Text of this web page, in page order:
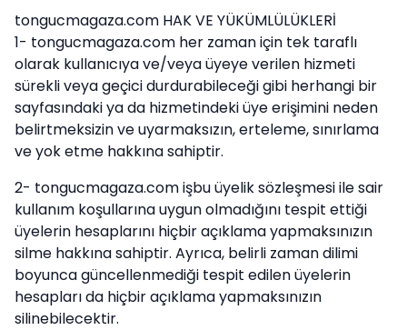
tongucmagaza.com HAK VE YÜKÜMLÜLÜKLERİ
1- tongucmagaza.com her zaman için tek taraflı
olarak kullanıcıya ve/veya üyeye verilen hizmeti
sürekli veya geçici durdurabileceği gibi herhangi bir
sayfasındaki ya da hizmetindeki üye erişimini neden
belirtmeksizin ve uyarmaksızın, erteleme, sınırlama
ve yok etme hakkına sahiptir.
2- tongucmagaza.com işbu üyelik sözleşmesi ile sair
kullanım koşullarına uygun olmadığını tespit ettiği
üyelerin hesaplarını hiçbir açıklama yapmaksınızın
silme hakkına sahiptir. Ayrıca, belirli zaman dilimi
boyunca güncellenmediği tespit edilen üyelerin
hesapları da hiçbir açıklama yapmaksınızın
silinebilecektir.